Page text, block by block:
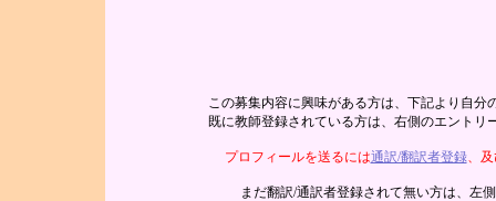
この募集内容に興味がある方は、下記より自分
既に教師登録されている方は、右側のエントリ
プロフィールを送るには通訳/翻訳者登録、及
まだ翻訳/通訳者登録されて無い方は、左